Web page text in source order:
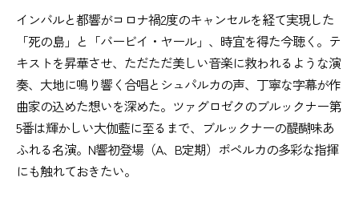
インバルと都響がコロナ禍2度のキャンセルを経て実現した
「死の島」と「バービイ・ヤール」、時宜を得た今聴く。テ
キストを昇華させ、ただただ美しい音楽に救われるような演
奏、大地に鳴り響く合唱とシュパルカの声、丁寧な字幕が作
曲家の込めた想いを深めた。ツァグロゼクのブルックナー第
5番は輝かしい大伽藍に至るまで、ブルックナーの醍醐味あ
ふれる名演。N響初登場（A、B定期）ポペルカの多彩な指揮
にも触れておきたい。